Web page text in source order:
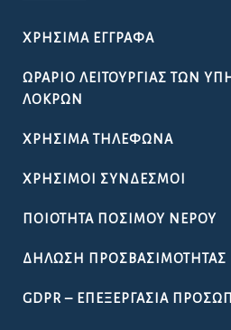
ΧΡΉΣΙΜΑ ΈΓΓΡΑΦΑ
ΩΡΆΡΙΟ ΛΕΙΤΟΥΡΓΊΑΣ ΤΩΝ
ΛΟΚΡΏΝ
ΧΡΉΣΙΜΑ ΤΗΛΈΦΩΝΑ
ΧΡΉΣΙΜΟΙ ΣΎΝΔΕΣΜΟΙ
ΠΟΙΌΤΗΤΑ ΠΌΣΙΜΟΥ ΝΕΡΟΎ
ΔΉΛΩΣΗ ΠΡΟΣΒΑΣΙΜΌΤΗΤΑΣ
GDPR – ΕΠΕΞΕΡΓΑΣΙΑ